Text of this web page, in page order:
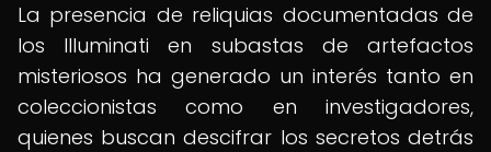
La presencia de reliquias documentadas de
los Illuminati en subastas de artefactos
misteriosos ha generado un interés tanto en
coleccionistas como en investigadores,
quienes buscan descifrar los secretos detrás